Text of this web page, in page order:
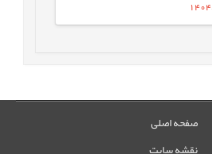
صفحه اصلی
نقشه سایت